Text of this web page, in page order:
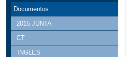
Documentos
2015 JUNTA
CT
INGLES